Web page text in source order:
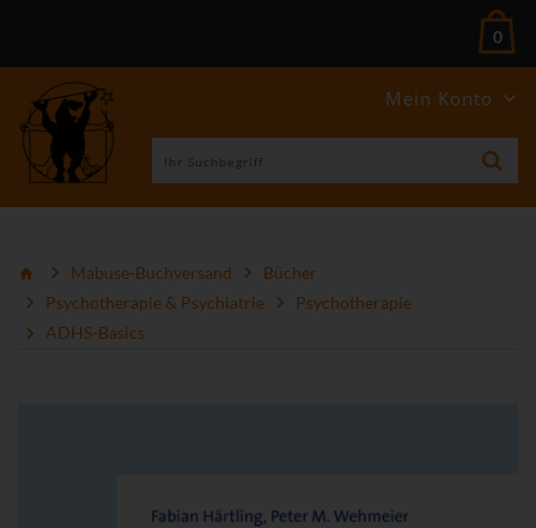
Mein Konto
0
Mabuse-Buchversand
Bücher
Psychotherapie & Psychiatrie
Psychotherapie
ADHS-Basics